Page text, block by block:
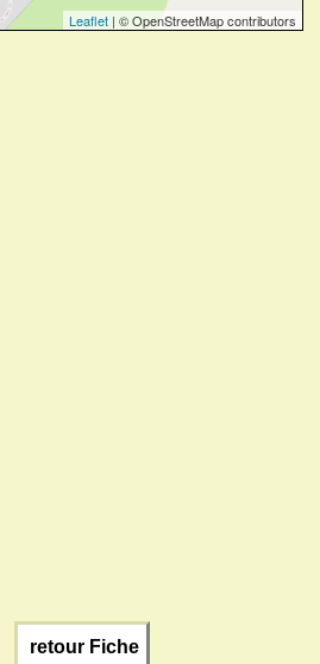
Leaflet | © OpenStreetMap contributors
retour Fiche